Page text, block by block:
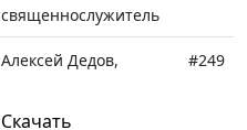
священнослужитель
Алексей Дедов,
#249
Скачать